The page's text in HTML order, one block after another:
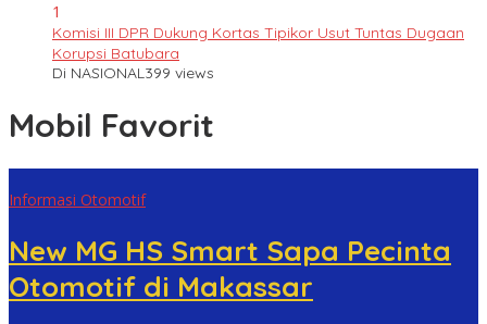
1
Komisi III DPR Dukung Kortas Tipikor Usut Tuntas Dugaan
Korupsi Batubara
Di NASIONAL399 views
Mobil Favorit
Informasi Otomotif
New MG HS Smart Sapa Pecinta
Otomotif di Makassar